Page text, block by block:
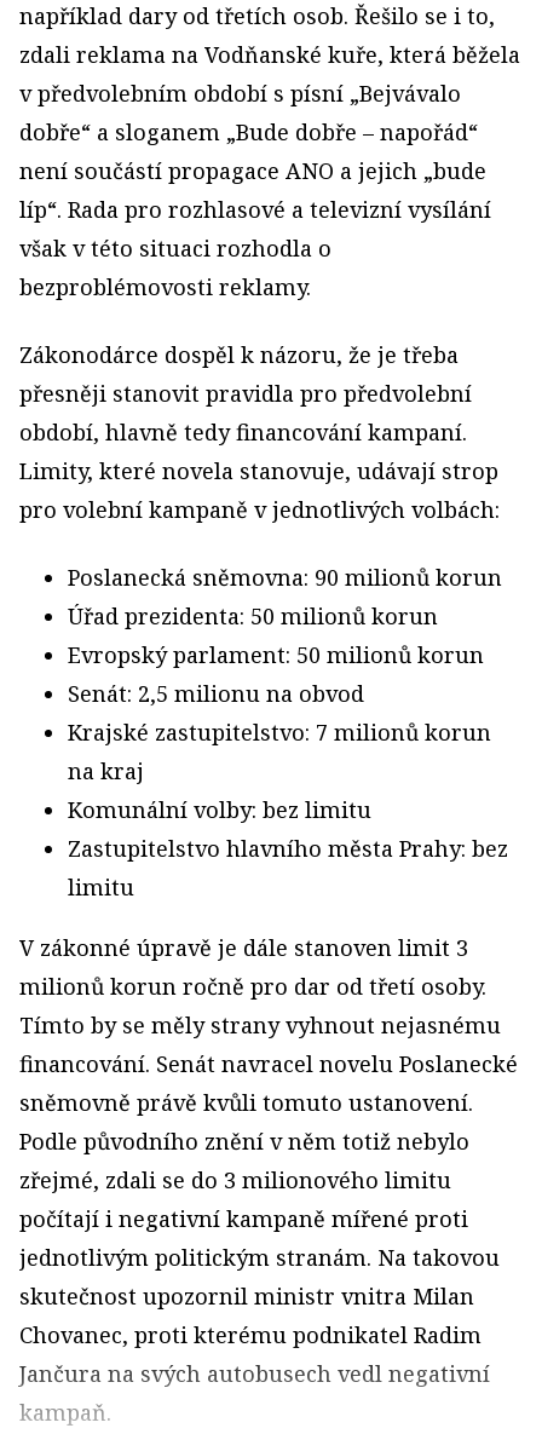
například dary od třetích osob. Řešilo se i to,
zdali reklama na Vodňanské kuře, která běžela
v předvolebním období s písní „Bejvávalo
dobře“ a sloganem „Bude dobře – napořád“
není součástí propagace ANO a jejich „bude
líp“. Rada pro rozhlasové a televizní vysílání
však v této situaci rozhodla o
bezproblémovosti reklamy.
Zákonodárce dospěl k názoru, že je třeba
přesněji stanovit pravidla pro předvolební
období, hlavně tedy financování kampaní.
Limity, které novela stanovuje, udávají strop
pro volební kampaně v jednotlivých volbách:
Poslanecká sněmovna: 90 milionů korun
Úřad prezidenta: 50 milionů korun
Evropský parlament: 50 milionů korun
Senát: 2,5 milionu na obvod
Krajské zastupitelstvo: 7 milionů korun
na kraj
Komunální volby: bez limitu
Zastupitelstvo hlavního města Prahy: bez
limitu
V zákonné úpravě je dále stanoven limit 3
milionů korun ročně pro dar od třetí osoby.
Tímto by se měly strany vyhnout nejasnému
financování. Senát navracel novelu Poslanecké
sněmovně právě kvůli tomuto ustanovení.
Podle původního znění v něm totiž nebylo
zřejmé, zdali se do 3 milionového limitu
počítají i negativní kampaně mířené proti
jednotlivým politickým stranám. Na takovou
skutečnost upozornil ministr vnitra Milan
Chovanec, proti kterému podnikatel Radim
Jančura na svých autobusech vedl negativní
kampaň.